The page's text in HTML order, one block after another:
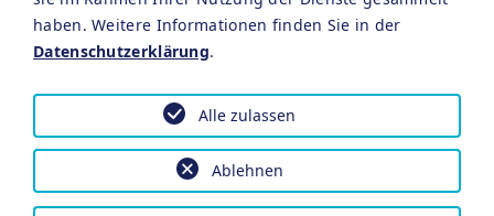
1 Eintrittskarte für
einen 2,5 Stunden-
Thermal-
Badehallen der
Franken-Therme
haben. Weitere Informationen finden Sie in der
Datenschutzerklärung.
Ablehnen
Alle zulassen